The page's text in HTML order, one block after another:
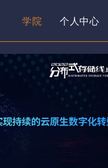
学院 个人中心